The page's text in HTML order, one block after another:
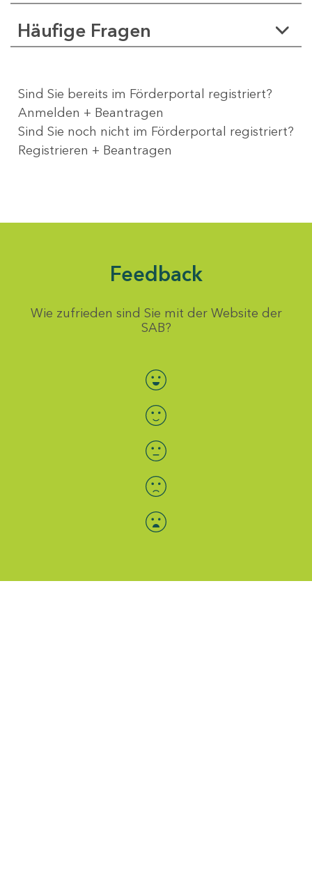
Häufige Fragen
Sind Sie bereits im Förderportal registriert?
Anmelden + Beantragen
Sind Sie noch nicht im Förderportal registriert?
Registrieren + Beantragen
Feedback
Wie zufrieden sind Sie mit der Website der
SAB?
Bewertung auswählen